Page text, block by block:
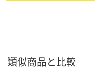
類似商品と比較